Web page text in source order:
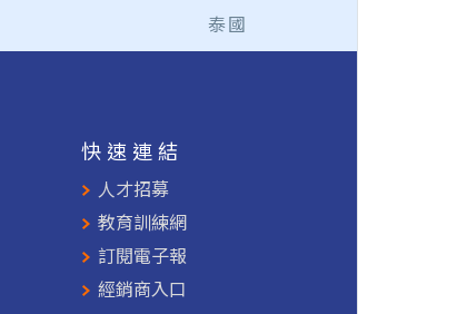
泰國
快速連結
人才招募
教育訓練網
訂閱電子報
經銷商入口